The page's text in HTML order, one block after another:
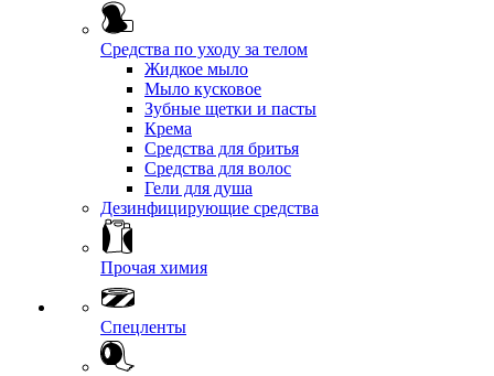
Средства по уходу за телом
Жидкое мыло
Мыло кусковое
Зубные щетки и пасты
Крема
Средства для бритья
Средства для волос
Гели для душа
Дезинфицирующие средства
Прочая химия
Спецленты